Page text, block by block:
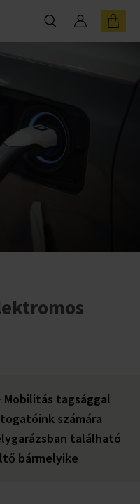
tagsággal
számára
található
bármelyike